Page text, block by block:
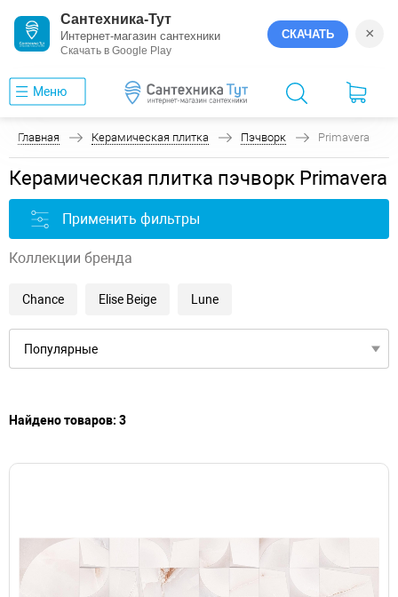
Сантехника-Тут
Интернет-магазин сантехники
Скачать в Google Play
СКАЧАТЬ ×
Меню
Главная Керамическая плитка Пэчворк Primavera
Керамическая плитка пэчворк Primavera
Применить фильтры
Коллекции бренда
Chance Elise Beige Lune
Найдено товаров: 3